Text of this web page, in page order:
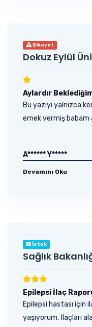
Şikayet
Dokuz Eylül
Aylardır
Bu yazıyı yalnızca
emek vermiş babam
A****** Y*****
Devamını Oku
İstek
Sağlık
Epilepsi İlaç
Epilepsi hastası için
yaşıyorum. İlaçları